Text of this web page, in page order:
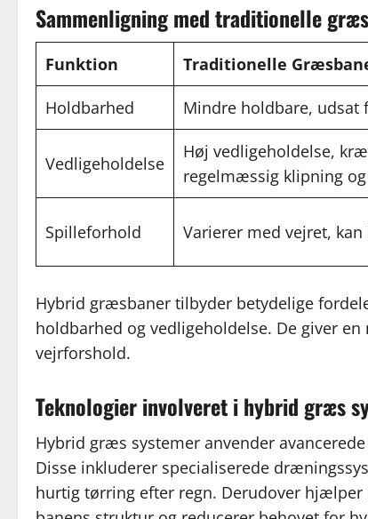
Sammenligning med traditionelle
Funktion Traditionelle
Holdbarhed Mindre holdbare, udsat
Vedligeholdelse
Høj vedligeholdelse,
regelmæssig klipning
Spilleforhold Varierer med vejret,
Hybrid græsbaner tilbyder betydelige
holdbarhed og vedligeholdelse. De giver
vejrforshold.
Teknologier involveret i hybrid græs
Hybrid græs systemer anvender
Disse inkluderer specialiserede
hurtig tørring efter regn. Derudover